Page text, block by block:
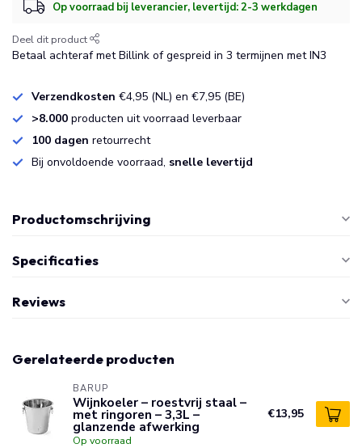
Op voorraad bij leverancier, levertijd: 2-3 werkdagen
Deel dit product
Betaal achteraf met Billink of gespreid in 3 termijnen met IN3
Verzendkosten €4,95 (NL) en €7,95 (BE)
>8.000 producten uit voorraad leverbaar
100 dagen retourrecht
Bij onvoldoende voorraad, snelle levertijd
Productomschrijving
Specificaties
Reviews
Gerelateerde producten
BARUP
Wijnkoeler – roestvrij staal –
met ringoren – 3,3L –
glanzende afwerking
Op voorraad
€13,95